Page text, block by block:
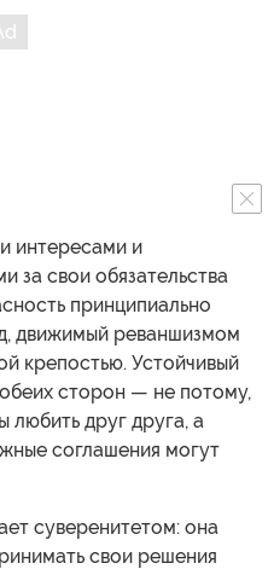
интересами и
за свои обязательства
принципиально
движимый реваншизмом
крепостью. Устойчивый
сторон — не потому,
друг друга, а
соглашения могут
суверенитетом: она
свои решения